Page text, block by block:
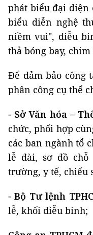
phát biểu đại diện
biểu diễn nghệ
niềm vui", diễu
thả bóng bay, chim
Để đảm bảo công
phân công cụ thể
- Sở Văn hóa –
chức, phối hợp
các ban ngành tổ
lễ đài, sơ đồ
trường, y tế, chiếu
-Bộ Tư lệnh
lễ, khối diễu binh;